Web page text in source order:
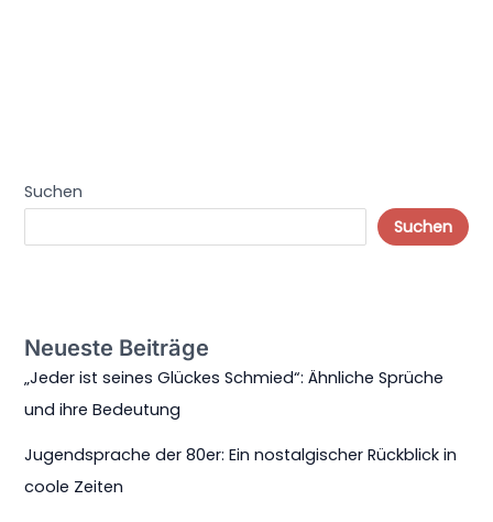
Suchen
Suchen
Neueste Beiträge
„Jeder ist seines Glückes Schmied“: Ähnliche Sprüche
und ihre Bedeutung
Jugendsprache der 80er: Ein nostalgischer Rückblick in
coole Zeiten